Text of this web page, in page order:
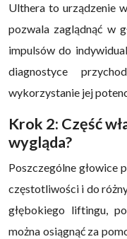
Ulthera to urządzenie
pozwala zaglądnąć w
impulsów do
diagnostyce
wykorzystanie jej
Krok 2: Część
wygląda?
Poszczególne głowice
częstotliwości i do
głębokiego liftingu,
można osiągnąć za